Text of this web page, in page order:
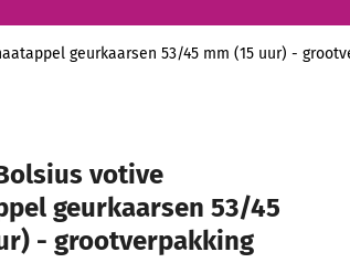
geurkaarsen 53/45 mm (15 uur) -
votive
geurkaarsen 53/45
- grootverpakking